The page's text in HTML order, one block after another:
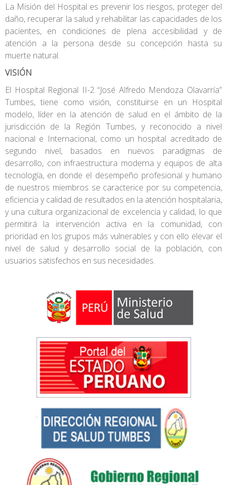
La Misión del Hospital es prevenir los riesgos, proteger del
daño, recuperar la salud y rehabilitar las capacidades de los
pacientes, en condiciones de plena accesibilidad y de
atención a la persona desde su concepción hasta su
muerte natural.
VISIÓN
El Hospital Regional II-2 “José Alfredo Mendoza Olavarría”
Tumbes, tiene como visión, constituirse en un Hospital
modelo, líder en la atención de salud en el ámbito de la
jurisdicción de la Región Tumbes, y reconocido a nivel
nacional e Internacional, como un hospital acreditado de
segundo nivel, basados en nuevos paradigmas de
desarrollo, con infraestructura moderna y equipos de alta
tecnología, en donde el desempeño profesional y humano
de nuestros miembros se caracterice por su competencia,
eficiencia y calidad de resultados en la atención hospitalaria,
y una cultura organizacional de excelencia y calidad, lo que
permitirá la intervención activa en la comunidad, con
prioridad en los grupos más vulnerables y con ello elevar el
nivel de salud y desarrollo social de la población, con
usuarios satisfechos en sus necesidades.